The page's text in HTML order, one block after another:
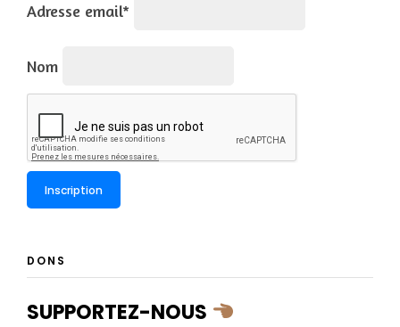
Adresse email*
Nom
DONS
SUPPORTEZ-NOUS